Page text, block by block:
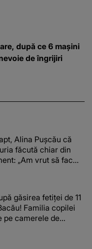
după ce 6 mașini
de îngrijiri
Alina Pușcău că
făcută chiar din
„Am vrut să fac
găsirea fetiței de 11
Familia copilei
pe camerele de